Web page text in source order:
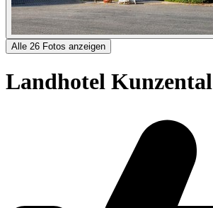
Alle 26 Fotos anzeigen
Landhotel Kunzental